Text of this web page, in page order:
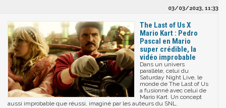
03/03/2023, 11:33
The Last of Us X
Mario Kart : Pedro
Pascal en Mario
super crédible, la
vidéo improbable
Dans un univers
parallèle, celui du
Saturday Night Live, le
monde de The Last of Us
a fusionné avec celui de
Mario Kart. Un concept
aussi improbable que réussi, imaginé par les auteurs du SNL.